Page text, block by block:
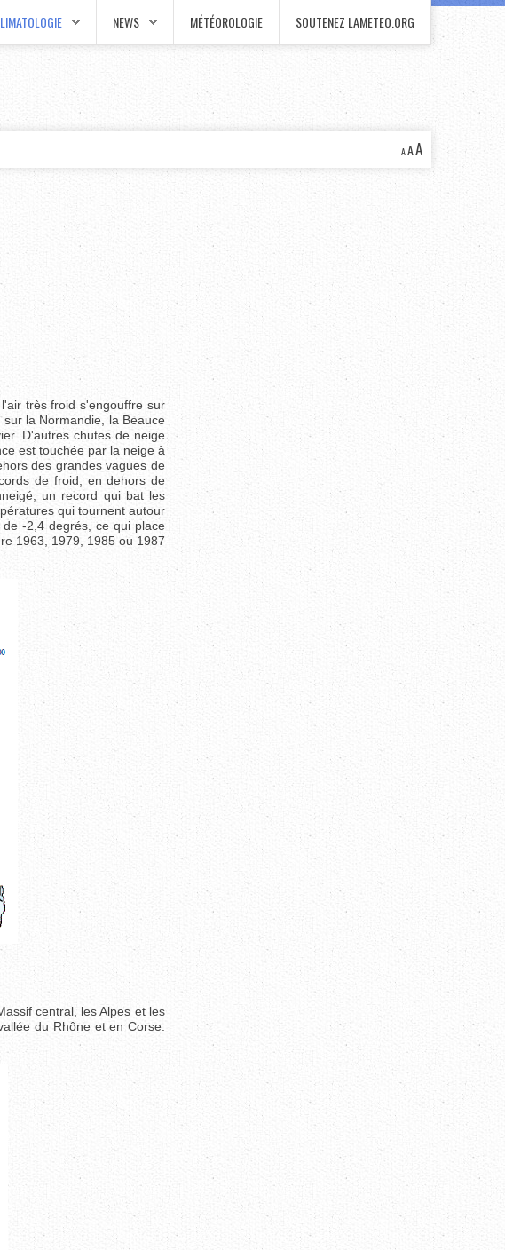
NEWS MÉTÉOROLOGIE SOUTENEZ LAMETEO.ORG
AAA
très froid s'engouffre sur
la Normandie, la Beauce
D'autres chutes de neige
est touchée par la neige à
des grandes vagues de
de froid, en dehors de
un record qui bat les
qui tournent autour
-2,4 degrés, ce qui place
1963, 1979, 1985 ou 1987
central, les Alpes et les
du Rhône et en Corse.